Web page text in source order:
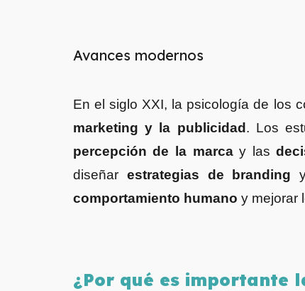
Avances modernos
En el siglo XXI, la psicología de los
marketing y la publicidad. Los
percepción de la marcay las
diseñar estrategias de branding
comportamiento humano y mejorar
¿Por qué es importante